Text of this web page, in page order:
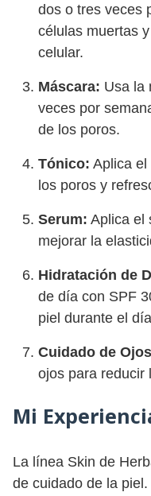
dos o tres veces
células muertas
celular.
Máscara: Usa la
veces por
de los poros.
Tónico: Aplica el
los poros y
Serum: Aplica el
mejorar la
Hidratación de
de día con SPF
piel durante el
Cuidado de
ojos para reducir
Mi
La línea Skin de
de cuidado de la